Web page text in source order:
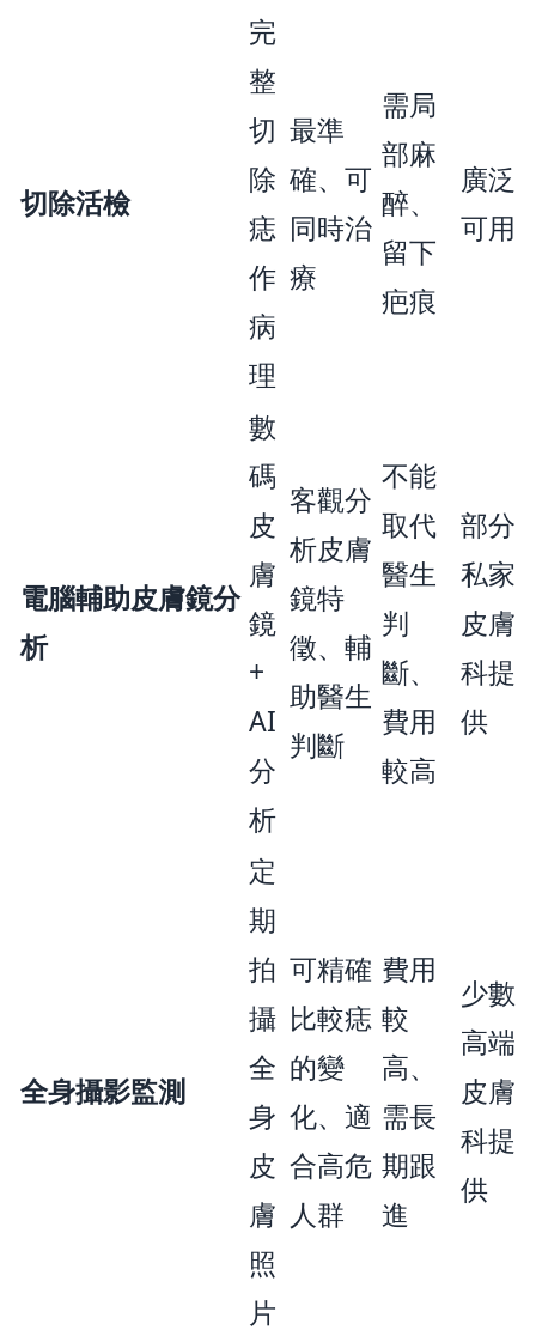
切除活檢
完
整
切
除
痣
作
病
理
最準
確、可
同時治
療
需局
部麻
醉、
留下
疤痕
廣泛
可用
電腦輔助皮膚鏡分
析
數
碼
皮
膚
鏡
+
AI
分
析
客觀分
析皮膚
鏡特
徵、輔
助醫生
判斷
不能
取代
醫生
判
斷、
費用
較高
部分
私家
皮膚
科提
供
全身攝影監測
定
期
拍
攝
全
身
皮
膚
照
片
可精確
比較痣
的變
化、適
合高危
人群
費用
較
高、
需長
期跟
進
少數
高端
皮膚
科提
供